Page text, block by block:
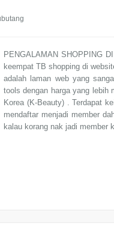
PENGALAMAN SHOPPING
keempat TB shopping di
adalah laman web yang
tools dengan harga yang lebih
Korea (K-Beauty) . Terdapat
mendaftar menjadi member
kalau korang nak jadi member